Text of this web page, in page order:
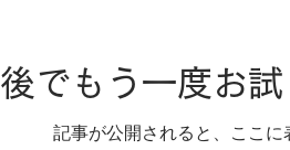
後でもう一度お
記事が公開されると、ここに